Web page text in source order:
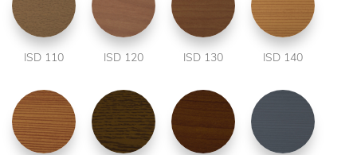
ISD 110 ISD 120 ISD 130 ISD 140